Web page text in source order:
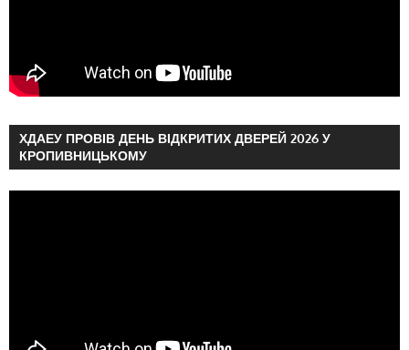
ХДАЕУ ПРОВІВ ДЕНЬ ВІДКРИТИХ ДВЕРЕЙ 2026 У
КРОПИВНИЦЬКОМУ